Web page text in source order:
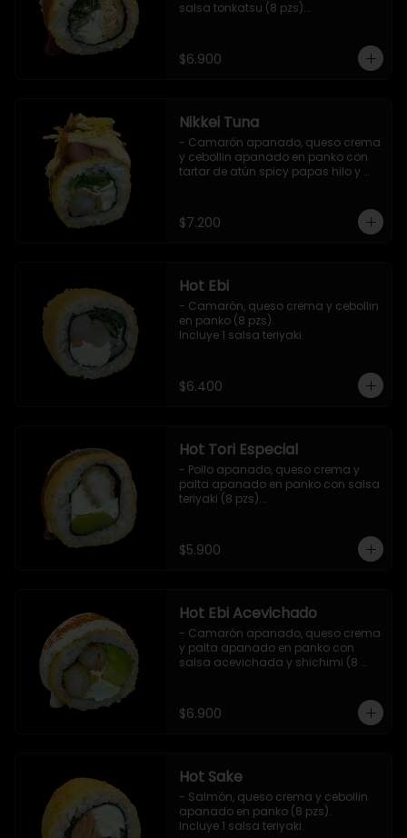
salsa tonkatsu (8 pzs).
$6.900
Nikkei Tuna
- Camarón apanado, queso crema
y cebollin apanado en panko con
tartar de atún spicy papas hilo y
$7.200
Hot Ebi
- Camarón, queso crema y cebollin
en panko (8 pzs).
Incluye 1 salsa teriyaki.
$6.400
Hot Tori Especial
- Pollo apanado, queso crema y
palta apanado en panko con salsa
teriyaki (8 pzs).
$5.900
Hot Ebi Acevichado
- Camarón apanado, queso crema
y palta apanado en panko con
salsa acevichada y shichimi (8
$6.900
Hot Sake
- Salmón, queso crema y cebollin
apanado en panko (8 pzs).
Incluye 1 salsa teriyaki.